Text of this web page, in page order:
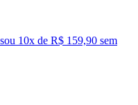
ou 10x de R$ 159,90 sem